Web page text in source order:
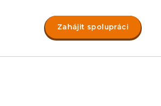
Zahájit spolupráci